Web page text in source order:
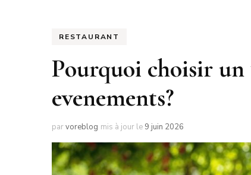
RESTAURANT
Pourquoi choisir
evenements?
parvoreblog mis à jour le 9 juin 2026